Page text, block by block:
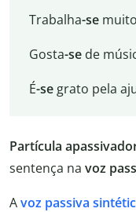
Trabalha-se
Gosta-sede
É-segrato pela
Partícula
sentença na voz
Avoz passiva